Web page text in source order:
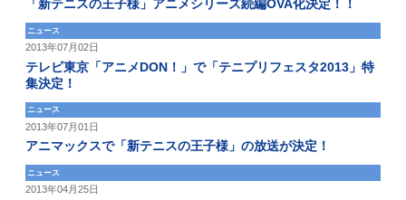
「新テニスの王子様」アニメシリーズ続編OVA化決定！！
ニュース
2013年07月02日
テレビ東京「アニメDON！」で「テニプリフェスタ2013」特
集決定！
ニュース
2013年07月01日
アニマックスで「新テニスの王子様」の放送が決定！
ニュース
2013年04月25日